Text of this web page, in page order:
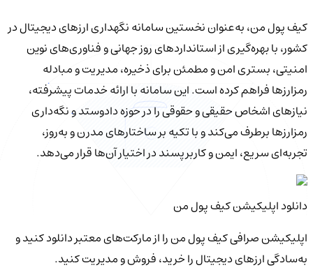
کیف‌ پول من، به‌عنوان نخستین سامانه نگهداری ارزهای دیجیتال در
کشور، با بهره‌گیری از استانداردهای روز جهانی و فناوری‌های نوین
امنیتی، بستری امن و مطمئن برای ذخیره، مدیریت و مبادله
رمزارزها فراهم کرده است. این سامانه با ارائه خدمات پیشرفته،
نیازهای اشخاص حقیقی و حقوقی را در حوزه دادوستد و نگه‌داری
رمزارزها برطرف می‌کند و با تکیه بر ساختارهای مدرن و به‌روز،
تجربه‌ای سریع، ایمن و کاربرپسند در اختیار آن‌ها قرار می‌دهد.
دانلود اپلیکیشن کیف‌ پول من
اپلیکیشن صرافی کیف پول من را از مارکت‌های معتبر دانلود کنید و
به‌سادگی ارزهای دیجیتال را خرید، فروش و مدیریت کنید.